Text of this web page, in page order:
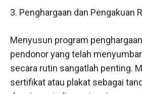
3. Penghargaan dan Pengakuan
Menyusun program
pendonor yang telah
secara rutin sangatlah penting.
sertifikat atau plakat sebagai